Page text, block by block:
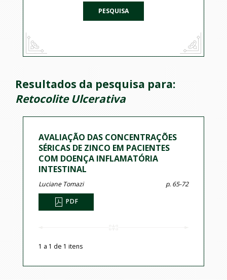
PESQUISA
Resultados da pesquisa para:
Retocolite Ulcerativa
AVALIAÇÃO DAS CONCENTRAÇÕES
SÉRICAS DE ZINCO EM PACIENTES
COM DOENÇA INFLAMATÓRIA
INTESTINAL
Luciane Tomazi p. 65-72
PDF
1 a 1 de 1 itens